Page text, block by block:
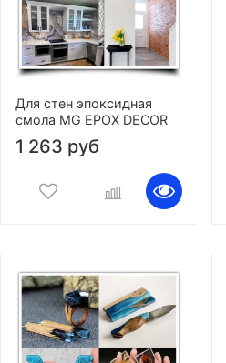
Для стен эпоксидная
смола MG EPOX DECOR
1 263 руб